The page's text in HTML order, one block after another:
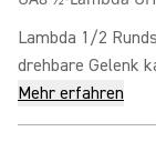
Lambda 1/2
drehbare Gelenk
Mehr erfahren